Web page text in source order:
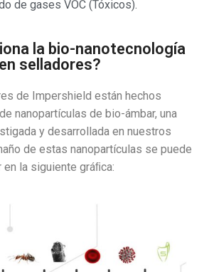
de gases VOC (Tóxicos).
la bio-nanotecnología
en selladores?
de Impershield están hechos
nanopartículas de bio-ámbar, una
y desarrollada en nuestros
de estas nanopartículas se puede
en la siguiente gráﬁca: